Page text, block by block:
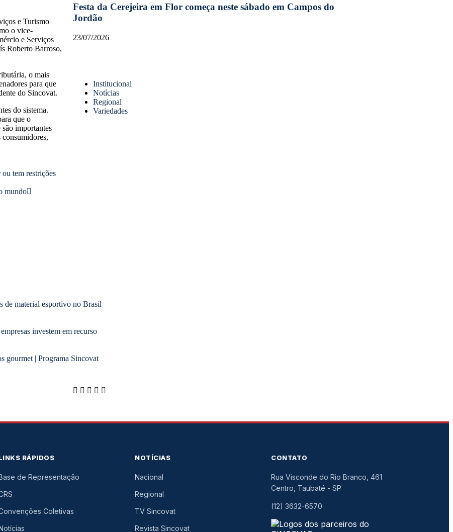
e Turismo
o vice-
e Serviços
Roberto Barroso,
o mais
para que
do Sincovat.
do sistema.
que o
são importantes
tem restrições
mundo
Festa da Cerejeira em Flor começa neste sábado em Campos do
Jordão
23/07/2026
Institucional
Notícias
Regional
Variedades
de material esportivo no Brasil
investem em recurso
gourmet | Programa Sincovat
RÁPIDOS
de Representação
Coletivas
NOTÍCIAS
Nacional
Regional
TV Sincovat
Revista Sincovat
CONTATO
Rua Visconde do Rio Branco, 461
Centro, Taubaté -SP
(12) 3632-6570